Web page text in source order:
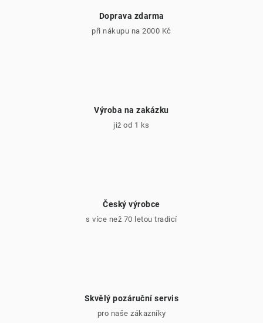
Doprava zdarma
při nákupu na 2000 Kč
Výroba na zakázku
již od 1 ks
Český výrobce
s více než 70 letou tradicí
Skvělý pozáruční servis
pro naše zákazníky